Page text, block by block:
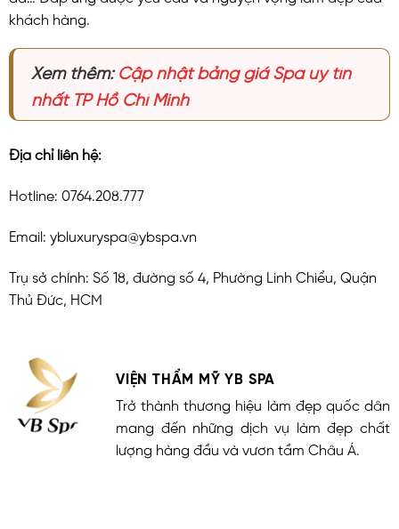
khách hàng.
Xem thêm: Cập nhật bảng giá Spa uy tín
nhất TP Hồ Chí Minh
Địa chỉ liên hệ:
Hotline: 0764.208.777
Email: ybluxuryspa@ybspa.vn
Trụ sở chính: Số 18, đường số 4, Phường Linh Chiểu, Quận
Thủ Đức, HCM
VIỆN THẨM MỸ YB SPA
Trở thành thương hiệu làm đẹp quốc dân
mang đến những dịch vụ làm đẹp chất
lượng hàng đầu và vươn tầm Châu Á.